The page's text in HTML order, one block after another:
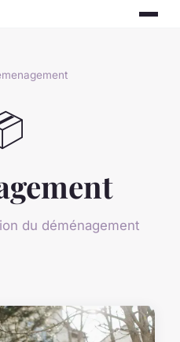
du déménagement